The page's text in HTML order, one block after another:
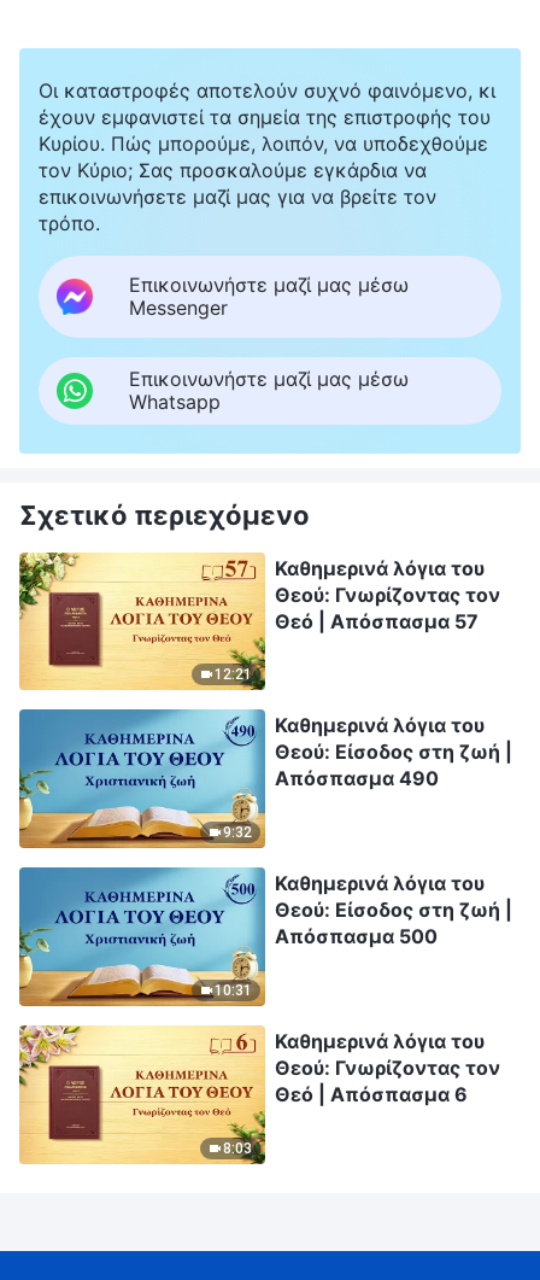
Οι καταστροφές αποτελούν συχνό φαινόμενο, κι
έχουν εμφανιστεί τα σημεία της επιστροφής του
Κυρίου. Πώς μπορούμε, λοιπόν, να υποδεχθούμε
τον Κύριο; Σας προσκαλούμε εγκάρδια να
επικοινωνήσετε μαζί μας για να βρείτε τον
τρόπο.
Επικοινωνήστε μαζί μας μέσω
Messenger
Επικοινωνήστε μαζί μας μέσω
Whatsapp
Σχετικό περιεχόμενο
12:21
Καθημερινά λόγια του
Θεού: Γνωρίζοντας τον
Θεό | Απόσπασμα 57
9:32
Καθημερινά λόγια του
Θεού: Είσοδος στη ζωή |
Απόσπασμα 490
10:31
Καθημερινά λόγια του
Θεού: Είσοδος στη ζωή |
Απόσπασμα 500
8:03
Καθημερινά λόγια του
Θεού: Γνωρίζοντας τον
Θεό | Απόσπασμα 6